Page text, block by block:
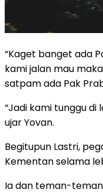
“Kaget banget ada
kami jalan mau
satpam ada Pak
“Jadi kami tunggu di
ujar Yovan.
Begitupun Lastri,
Kementan selama
Ia dan teman-